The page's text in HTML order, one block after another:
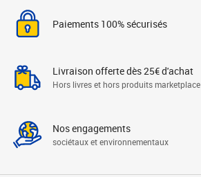
Paiements 100% sécurisés
Livraison offerte dès 25€ d'achat
Hors livres et hors produits marketplace
Nos engagements
sociétaux et environnementaux